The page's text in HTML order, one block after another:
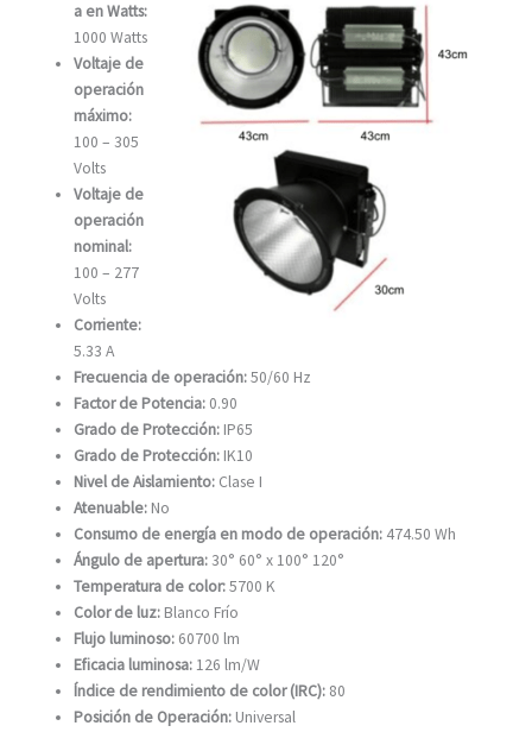
a en Watts:
1000 Watts
Voltaje de
operación
máximo:
100 – 305
Volts
Voltaje de
operación
nominal:
100 – 277
Volts
Corriente:
5.33 A
Frecuencia de operación:50/60 Hz
Factor de Potencia: 0.90
Grado de Protección: IP65
Grado de Protección: IK10
Nivel de Aislamiento: Clase I
Atenuable: No
Consumo de energía en modo de operación: 474.50 Wh
Ángulo de apertura:30° 60° x 100° 120°
Temperatura de color:5700 K
Color de luz: Blanco Frío
Flujo luminoso: 60700 lm
Eficacia luminosa: 126 lm/W
Índice de rendimiento de color (IRC): 80
Posición de Operación: Universal